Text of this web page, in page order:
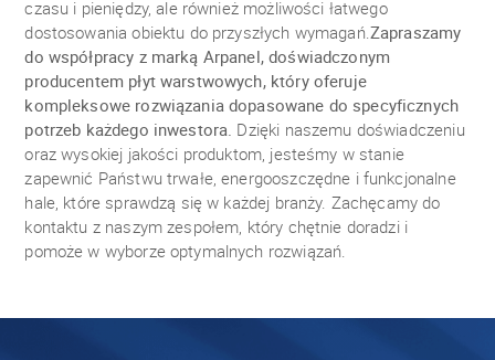
czasu i pieniędzy, ale również możliwości łatwego
dostosowania obiektu do przyszłych wymagań.Zapraszamy
do współpracy z marką Arpanel, doświadczonym
producentem płyt warstwowych, który oferuje
kompleksowe rozwiązania dopasowane do specyficznych
potrzeb każdego inwestora. Dzięki naszemu doświadczeniu
oraz wysokiej jakości produktom, jesteśmy w stanie
zapewnić Państwu trwałe, energooszczędne i funkcjonalne
hale, które sprawdzą się w każdej branży. Zachęcamy do
kontaktu z naszym zespołem, który chętnie doradzi i
pomoże w wyborze optymalnych rozwiązań.